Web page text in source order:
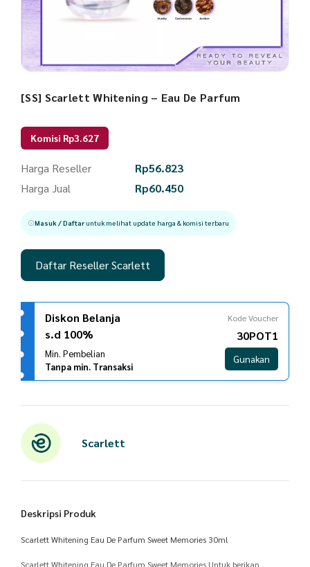
[SS] Scarlett Whitening – Eau De Parfum
Komisi Rp3.627
Harga Reseller Rp56.823
Harga Jual
Rp60.450
Masuk / Daftaruntuk melihat update harga & komisi terbaru
Daftar Reseller Scarlett
Diskon Belanja
s.d 100%
Min. Pembelian
Tanpa min. Transaksi
Kode Voucher
30POT1
Gunakan
Scarlett
Deskripsi Produk
Scarlett Whitening Eau De Parfum Sweet Memories 30ml
Scarlett Whitening Eau De Parfum Sweet Memories Untuk berikan